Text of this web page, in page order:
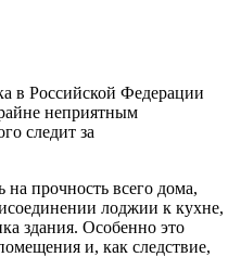
в Российской Федерации
неприятным
следит за
прочность всего дома,
лоджии к кухне,
здания. Особенно это
и, как следствие,